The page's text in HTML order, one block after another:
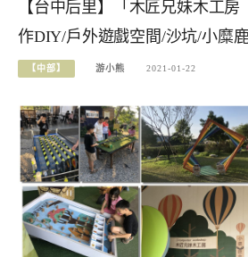
【台中后里】「木匠兄妹木工
作DIY/戶外遊戲空間/沙坑/小糜鹿
【中部】 游小熊 2021-01-22